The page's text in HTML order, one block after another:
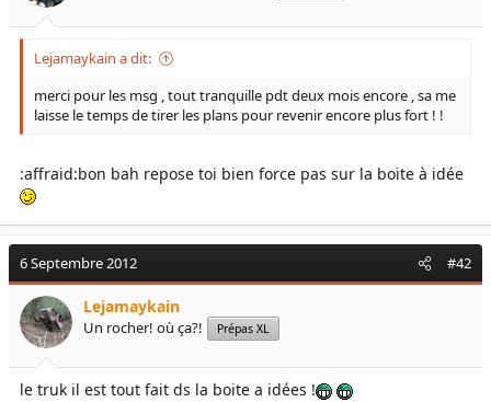
Lejamaykain a dit:
merci pour les msg , tout tranquille pdt deux mois encore , sa me
laisse le temps de tirer les plans pour revenir encore plus fort ! !
:affraid:bon bah repose toi bien force pas sur la boite à idée
6 Septembre 2012 #42
Lejamaykain
Un rocher! où ça?! Prépas XL
le truk il est tout fait ds la boite a idées !